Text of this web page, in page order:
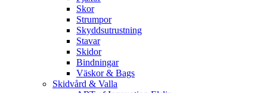
Skor
Strumpor
Skyddsutrustning
Stavar
Skidor
Bindningar
Väskor & Bags
Skidvård & Valla